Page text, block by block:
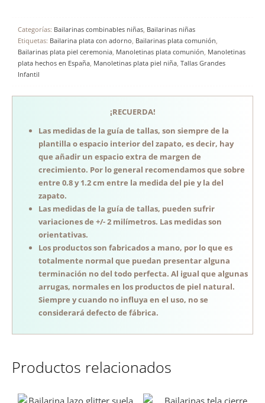
Categorías: Bailarinas combinables niñas, Bailarinas niñas
Etiquetas: Bailarina plata con adorno, Bailarinas plata comunión,
Bailarinas plata piel ceremonia, Manoletinas plata comunión, Manoletinas
plata hechos en España, Manoletinas plata piel niña, Tallas Grandes
Infantil
¡RECUERDA!
Las medidas de la guía de tallas, son siempre de la
plantilla o espacio interior del zapato, es decir, hay
que añadir un espacio extra de margen de
crecimiento. Por lo general recomendamos que sobre
entre 0.8 y 1.2 cm entre la medida del pie y la del
zapato.
Las medidas de la guía de tallas, pueden sufrir
variaciones de +/- 2 milímetros. Las medidas son
orientativas.
Los productos son fabricados a mano, por lo que es
totalmente normal que puedan presentar alguna
terminación no del todo perfecta. Al igual que algunas
arrugas, normales en los productos de piel natural.
Siempre y cuando no influya en el uso, no se
considerará defecto de fábrica.
Productos relacionados